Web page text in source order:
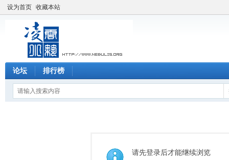
设为首页 收藏本站
论坛 排行榜
请先登录后才能继续浏览